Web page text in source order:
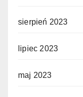
sierpień 2023
lipiec 2023
maj 2023